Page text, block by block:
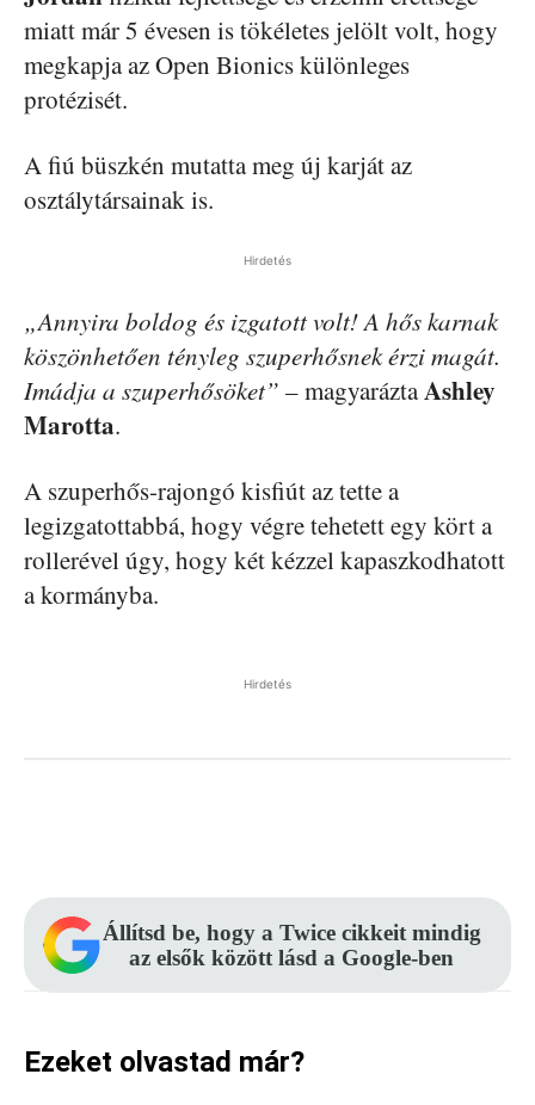
miatt már 5 évesen is tökéletes jelölt volt, hogy
megkapja az Open Bionics különleges
protézisét.
A fiú büszkén mutatta meg új karját az
osztálytársainak is.
Hirdetés
„Annyira boldog és izgatott volt! A hős karnak
köszönhetően tényleg szuperhősnek érzi magát.
Imádja a szuperhősöket” – magyaráztaAshley
Marotta.
A szuperhős-rajongó kisfiút az tette a
legizgatottabbá, hogy végre tehetett egy kört a
rollerével úgy, hogy két kézzel kapaszkodhatott
a kormányba.
Hirdetés
Állítsd be, hogy a Twice cikkeit mindig
az elsők között lásd a Google-ben
Ezeket olvastad már?